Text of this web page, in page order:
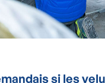
si les